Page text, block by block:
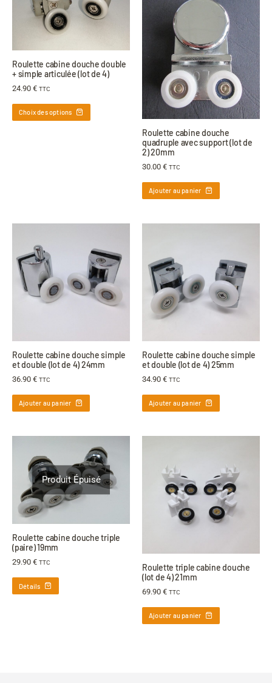
Roulette cabine douche double
+ simple articulée (lot de 4)
24.90 € TTC
Choix des options
Roulette cabine douche
quadruple avec support (lot de
2) 20mm
30.00 € TTC
Ajouter au panier
Roulette cabine douche simple
et double (lot de 4) 24mm
36.90 € TTC
Ajouter au panier
Roulette cabine douche simple
et double (lot de 4) 25mm
34.90 € TTC
Ajouter au panier
Produit Épuisé
Roulette cabine douche triple
(paire) 19mm
29.90 € TTC
Détails
Roulette triple cabine douche
(lot de 4) 21mm
69.90 € TTC
Ajouter au panier